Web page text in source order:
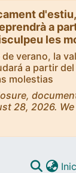
a
les
verano, la
a partir
molestias
28, 2026.